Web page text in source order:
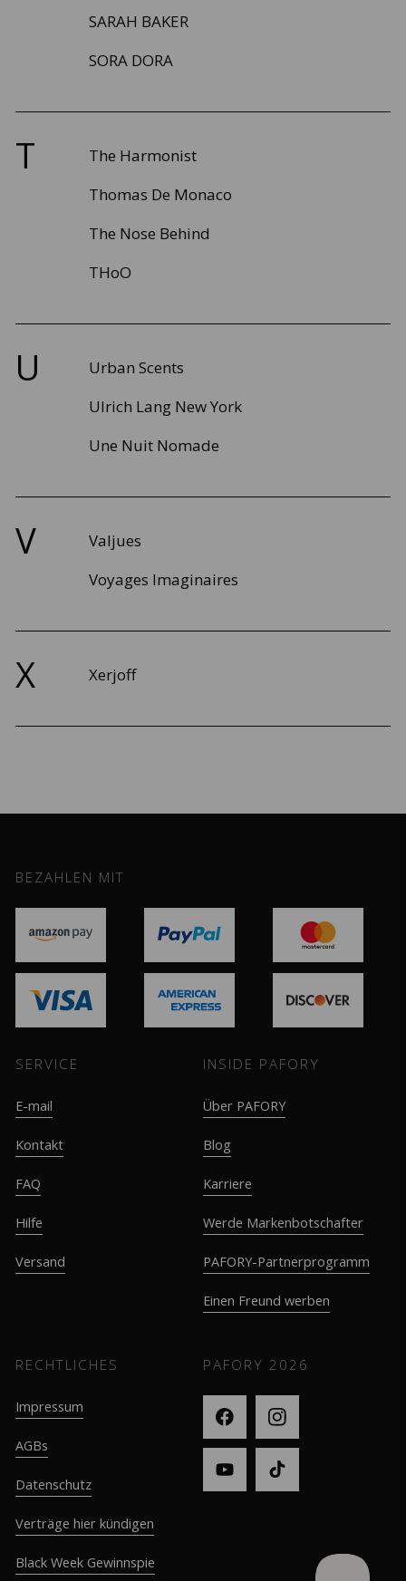
SARAH BAKER
SORA DORA
T
The Harmonist
Thomas De Monaco
The Nose Behind
THoO
U
Urban Scents
Ulrich Lang New York
Une Nuit Nomade
V
Valjues
Voyages Imaginaires
X Xerjoff
BEZAHLEN MIT
SERVICE
E-mail
Kontakt
FAQ
Hilfe
Versand
INSIDE PAFORY
Über PAFORY
Blog
Karriere
Werde Markenbotschafter
PAFORY-Partnerprogramm
Einen Freund werben
RECHTLICHES
Impressum
AGBs
Datenschutz
Verträge hier kündigen
Black Week Gewinnspie
PAFORY 2026